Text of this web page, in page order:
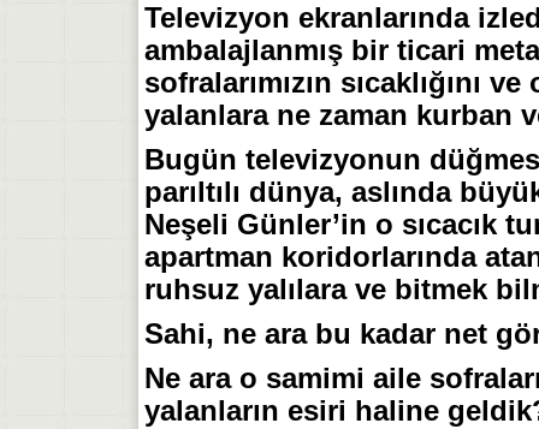
​Televizyon ekranlarında
ambalajlanmış bir ticari
sofralarımızın sıcaklığını
yalanlara ne zaman kurban
​Bugün televizyonun
parıltılı dünya, aslında
Neşeli Günler’in o sıcacık
apartman koridorlarında
ruhsuz yalılara ve bitmek
​Sahi, ne ara bu kadar net
Ne ara o samimi aile
yalanların esiri haline